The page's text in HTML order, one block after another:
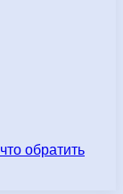
обратить